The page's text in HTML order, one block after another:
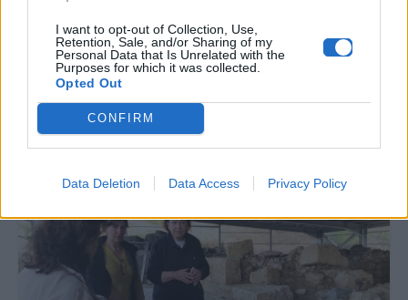
I want to opt-out of Collection, Use,
Retention, Sale, and/or Sharing of my
Personal Data that Is Unrelated with the
Purposes for which it was collected.
Opted Out
CONFIRM
Data Deletion Data Access Privacy Policy
στη φετινή Eurovision
20.05.2026
«παγίδα» θανάτου;
Οδηγός ασφαλούς
μετακίνησης